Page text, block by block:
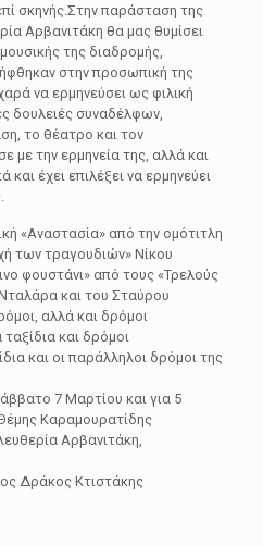
σκηνής.Στην παράσταση της
Αρβανιτάκη θα μας θυμίσει
της διαδρομής,
στην προσωπική της
να ερμηνεύσει ως φιλική
δουλειές συναδέλφων,
το θέατρο και τον
με την ερμηνεία της, αλλά και
έχει επιλέξει να ερμηνεύει
«Αναστασία» από την ομότιτλη
των τραγουδιών» Νίκου
φουστάνι» από τους «Τρελούς
και του Σταύρου
αλλά και δρόμοι
και δρόμοι
και οι παράλληλοι δρόμοι της
7 Μαρτίου και για 5
Καραμουρατίδης
Αρβανιτάκη,
Δράκος Κτιστάκης